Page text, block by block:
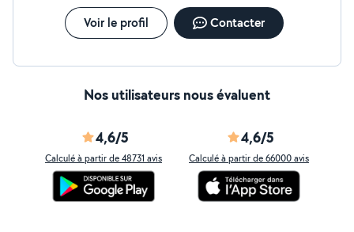
Voir le profil Contacter
Nos utilisateurs nous évaluent
4,6/5
Calculé à partir de 48731 avis
4,6/5
Calculé à partir de 66000 avis